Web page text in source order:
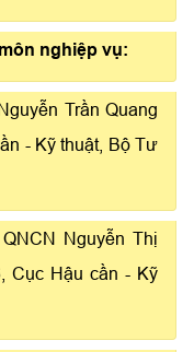
nghiệp vụ:
Trần Quang
- Kỹ thuật, Bộ Tư
Nguyễn Thị
Cục Hậu cần - Kỹ